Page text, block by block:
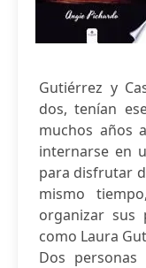
Gutiérrez y
dos, tenían
muchos años
internarse en
para disfrutar
mismo
organizar sus
como Laura
Dos